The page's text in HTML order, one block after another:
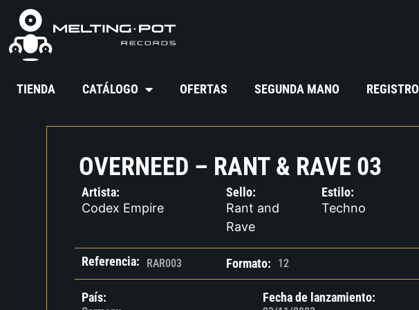
TIENDA CATÁLOGO OFERTAS SEGUNDA MANO REGISTRO
OVERNEED – RANT & RAVE 03
Artista:
Codex Empire
Sello:
Rant and
Rave
Estilo:
Techno
Referencia: RAR003 Formato: 12
País: Fecha de lanzamiento: